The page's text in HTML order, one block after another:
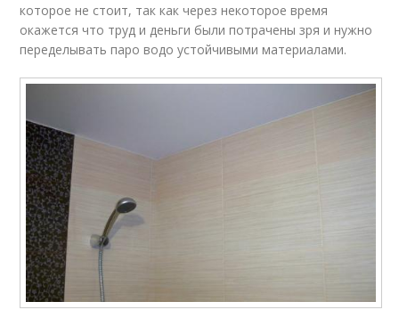
которое не стоит, так как через некоторое время
окажется что труд и деньги были потрачены зря и нужно
переделывать паро водо устойчивыми материалами.